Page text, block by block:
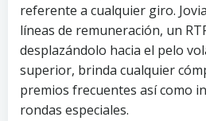
referente a cualquier giro.
líneas de remuneración, un
desplazándolo hacia el pelo
superior, brinda cualquier
premios frecuentes así­ como
rondas especiales.